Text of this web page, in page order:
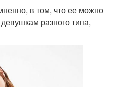
в том, что ее можно
разного типа,